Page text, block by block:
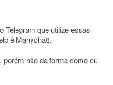
Telegram que utilize essas
e Manychat).
porém não da forma como eu